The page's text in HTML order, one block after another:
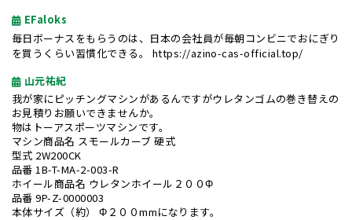
EFaloks
毎日ボーナスをもらうのは、日本の会社員が毎朝コンビニでおにぎり
を買うくらい習慣化できる。 https://azino-cas-official.top/
山元祐紀
我が家にピッチングマシンがあるんですがウレタンゴムの巻き替えの
お見積りお願いできませんか。
物はトーアスポーツマシンです。
マシン商品名 スモールカーブ 硬式
型式 2W200CK
品番 1B-T-MA-2-003-R
ホイール商品名 ウレタンホイール２００Φ
品番 9P-Z-0000003
本体サイズ（約） Φ２００mmになります。